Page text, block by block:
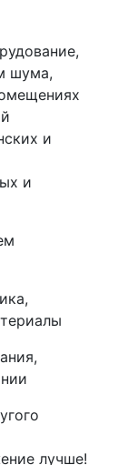
шума,
и
и
лучше!